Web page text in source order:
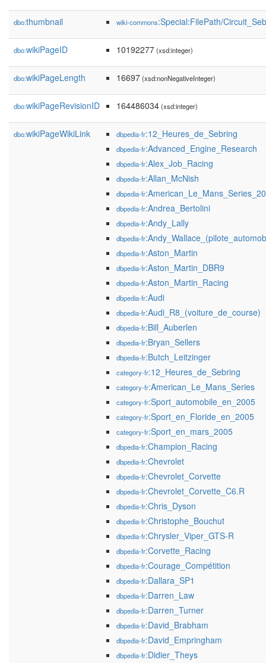
dbo:thumbnail wiki-commons:Special:FilePath/
dbo:wikiPageID 10192277(xsd:integer)
dbo:wikiPageLength 16697(xsd:nonNegativeInteger)
dbo:wikiPageRevisionID 164486034(xsd:integer)
dbo:wikiPageWikiLink dbpedia-fr:12_Heures_de_Sebring
dbpedia-fr:Advanced_Engine_Research
dbpedia-fr:Alex_Job_Racing
dbpedia-fr:Allan_McNish
dbpedia-fr
dbpedia-fr:Andrea_Bertolini
dbpedia-fr:Andy_Lally
dbpedia-fr
dbpedia-fr:Aston_Martin
dbpedia-fr:Aston_Martin_DBR9
dbpedia-fr:Aston_Martin_Racing
dbpedia-fr:Audi
dbpedia-fr:Audi_R8_(voiture_de_course)
dbpedia-fr:Bill_Auberlen
dbpedia-fr:Bryan_Sellers
dbpedia-fr:Butch_Leitzinger
category-fr:12_Heures_de_Sebring
category-fr:American_Le_Mans_Series
category-fr:Sport_automobile_en_2005
category-fr:Sport_en_Floride_en_2005
category-fr:Sport_en_mars_2005
dbpedia-fr:Champion_Racing
dbpedia-fr:Chevrolet
dbpedia-fr:Chevrolet_Corvette
dbpedia-fr:Chevrolet_Corvette_C6.R
dbpedia-fr:Chris_Dyson
dbpedia-fr:Christophe_Bouchut
dbpedia-fr:Chrysler_Viper_GTS-R
dbpedia-fr:Corvette_Racing
dbpedia-fr:Courage_Compétition
dbpedia-fr:Dallara_SP1
dbpedia-fr:Darren_Law
dbpedia-fr:Darren_Turner
dbpedia-fr:David_Brabham
dbpedia-fr:David_Empringham
dbpedia-fr:Didier_Theys